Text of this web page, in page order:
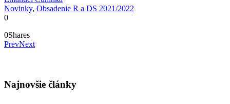
Novinky, Obsadenie R a DS 2021/2022
0
0Shares
PrevNext
Najnovšie články